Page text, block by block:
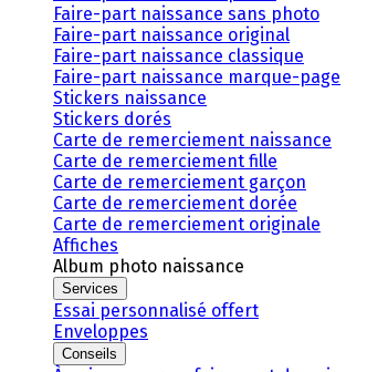
Faire-part naissance sans photo
Faire-part naissance original
Faire-part naissance classique
Faire-part naissance marque-page
Stickers naissance
Stickers dorés
Carte de remerciement naissance
Carte de remerciement fille
Carte de remerciement garçon
Carte de remerciement dorée
Carte de remerciement originale
Affiches
Album photo naissance
Services
Essai personnalisé offert
Enveloppes
Conseils